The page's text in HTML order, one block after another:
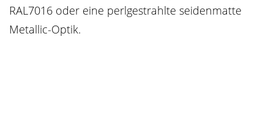
RAL7016 oder eine perlgestrahlte seidenmatte
Metallic-Optik.